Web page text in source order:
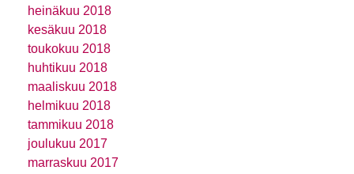
heinäkuu 2018
kesäkuu 2018
toukokuu 2018
huhtikuu 2018
maaliskuu 2018
helmikuu 2018
tammikuu 2018
joulukuu 2017
marraskuu 2017